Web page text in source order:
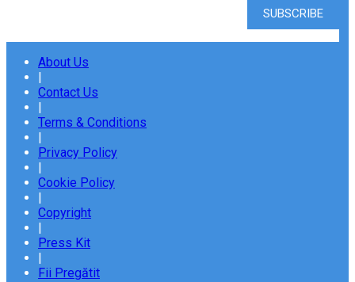
About Us
|
Contact Us
|
Terms & Conditions
|
Privacy Policy
|
Cookie Policy
|
Copyright
|
Press Kit
|
Fii Pregătit